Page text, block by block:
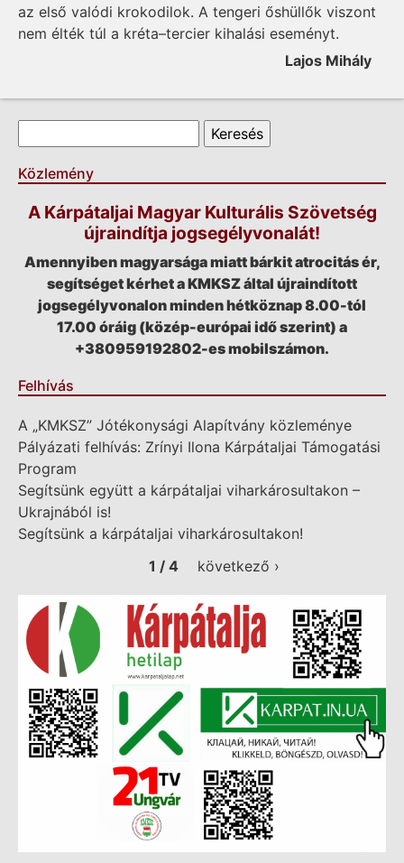
az első valódi krokodilok. A tengeri őshüllők viszont
nem élték túl a kréta–tercier kihalási eseményt.
Lajos Mihály
Keresés űrlap
Közlemény
A Kárpátaljai Magyar Kulturális Szövetség
újraindítja jogsegélyvonalát!
Amennyiben magyarsága miatt bárkit atrocitás ér,
segítséget kérhet a KMKSZ által újraindított
jogsegélyvonalon minden hétköznap 8.00-tól
17.00 óráig (közép-európai idő szerint) a
+380959192802-es mobilszámon.
Felhívás
A „KMKSZ” Jótékonysági Alapítvány közleménye
Pályázati felhívás: Zrínyi Ilona Kárpátaljai Támogatási
Program
Segítsünk együtt a kárpátaljai viharkárosultakon –
Ukrajnából is!
Segítsünk a kárpátaljai viharkárosultakon!
1 / 4
következő ›